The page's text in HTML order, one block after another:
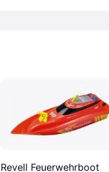
Revell Feuerwehrboot